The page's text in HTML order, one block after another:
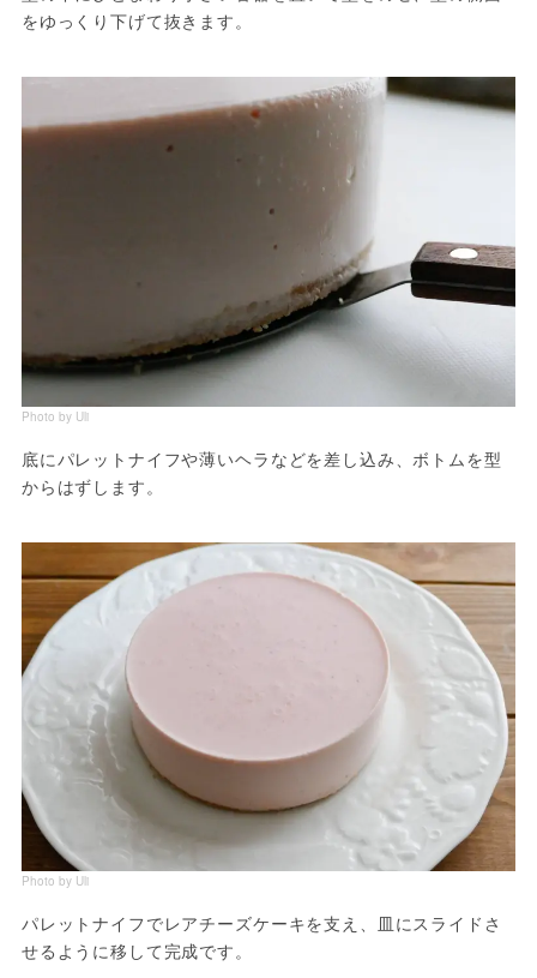
をゆっくり下げて抜きます。
Photo by Uli
底にパレットナイフや薄いヘラなどを差し込み、ボトムを型
からはずします。
Photo by Uli
パレットナイフでレアチーズケーキを支え、皿にスライドさ
せるように移して完成です。